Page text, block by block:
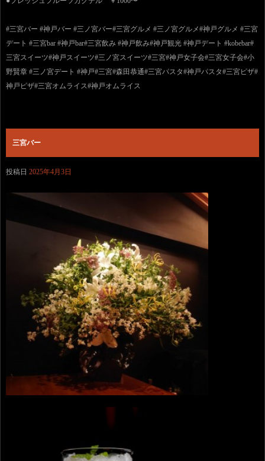
#三宮バー #神戸バー #三ノ宮バー#三宮グルメ #三ノ宮グルメ#神戸グルメ #三宮
デート #三宮bar #神戸bar#三宮飲み #神戸飲み#神戸観光 #神戸デート #kobebar#
三宮スイーツ#神戸スイーツ#三ノ宮スイーツ#三宮#神戸女子会#三宮女子会#小
野賢章 #三ノ宮デート #神戸#三宮#森田恭通#三宮パスタ#神戸パスタ#三宮ピザ#
神戸ピザ#三宮オムライス#神戸オムライス
三宮バー
投稿日 2025年4月3日